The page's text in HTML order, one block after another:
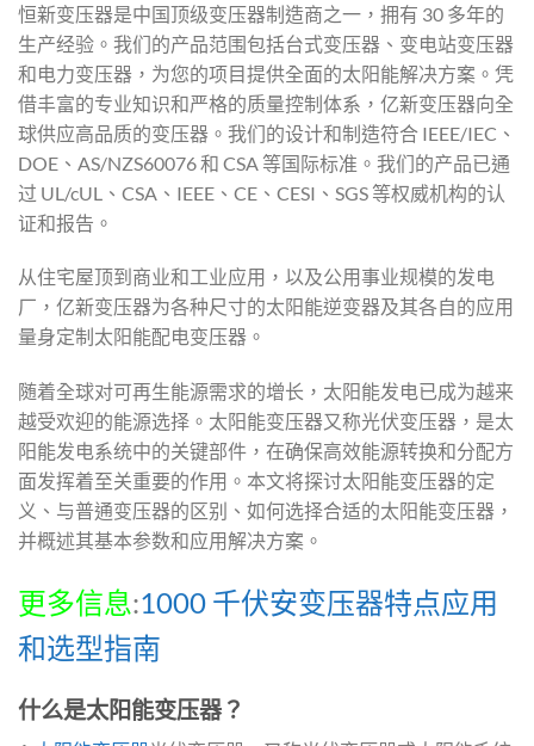
恒新变压器是中国顶级变压器制造商之一，拥有 30 多年的
生产经验。我们的产品范围包括台式变压器、变电站变压器
和电力变压器，为您的项目提供全面的太阳能解决方案。凭
借丰富的专业知识和严格的质量控制体系，亿新变压器向全
球供应高品质的变压器。我们的设计和制造符合 IEEE/IEC、
DOE、AS/NZS60076 和 CSA 等国际标准。我们的产品已通
过 UL/cUL、CSA、IEEE、CE、CESI、SGS 等权威机构的认
证和报告。
从住宅屋顶到商业和工业应用，以及公用事业规模的发电
厂，亿新变压器为各种尺寸的太阳能逆变器及其各自的应用
量身定制太阳能配电变压器。
随着全球对可再生能源需求的增长，太阳能发电已成为越来
越受欢迎的能源选择。太阳能变压器又称光伏变压器，是太
阳能发电系统中的关键部件，在确保高效能源转换和分配方
面发挥着至关重要的作用。本文将探讨太阳能变压器的定
义、与普通变压器的区别、如何选择合适的太阳能变压器，
并概述其基本参数和应用解决方案。
更多信息:1000 千伏安变压器特点应用
和选型指南
什么是太阳能变压器？